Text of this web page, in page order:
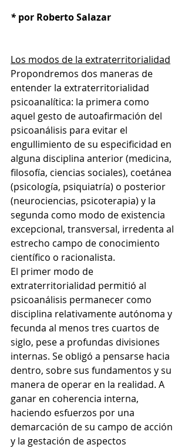
* por Roberto Salazar
Los modos de la extraterritorialidad
Propondremos dos maneras de
entender la extraterritorialidad
psicoanalítica: la primera como
aquel gesto de autoafirmación del
psicoanálisis para evitar el
engullimiento de su especificidad en
alguna disciplina anterior (medicina,
filosofía, ciencias sociales), coetánea
(psicología, psiquiatría) o posterior
(neurociencias, psicoterapia) y la
segunda como modo de existencia
excepcional, transversal, irredenta al
estrecho campo de conocimiento
científico o racionalista.
El primer modo de
extraterritorialidad permitió al
psicoanálisis permanecer como
disciplina relativamente autónoma y
fecunda al menos tres cuartos de
siglo, pese a profundas divisiones
internas. Se obligó a pensarse hacia
dentro, sobre sus fundamentos y su
manera de operar en la realidad. A
ganar en coherencia interna,
haciendo esfuerzos por una
demarcación de su campo de acción
y la gestación de aspectos